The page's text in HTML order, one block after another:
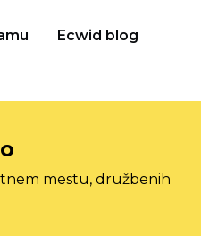
Ecwid blog
mestu, družbenih